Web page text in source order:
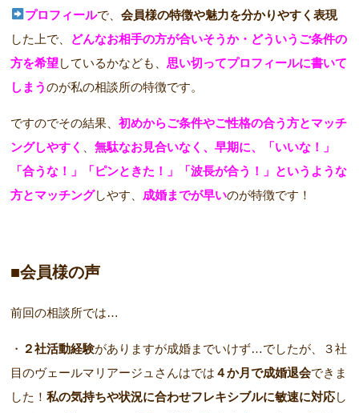
プロフィールで、会員様の特徴や魅力を分かりやすく表現
した上で、 どんなお相手の方が合いそうか・どういうご条件の
方を希望しているかなども、思い切ってプロフィールに書いて
しまうのが私の相談所の特徴です。
ですのでその結果、初めからご条件やご性格の合う方とマッチ
ングしやすく
、無駄なお見合いなく、早期に、「いいな！」
「合うな！」「ピンときた！」「波長が合う！」というような
方とマッチングしやす、 成婚までが早いのが特徴です！
■会員様の声
前回の相談所では…
・ ２社活動経験がありますが成婚までいけず…でしたが、３社
目のヴェールマリアージュさんはでは ４か月で成婚退会できま
した！私の気持ちや状況に合わせフレキシブルに敏速に対応し